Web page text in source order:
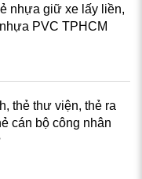
nhựa giữ xe lấy liền,
PVC TPHCM
thẻ thư viện, thẻ ra
cán bộ công nhân